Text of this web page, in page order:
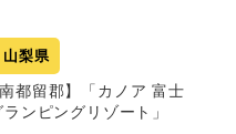
山梨県
南都留郡】「カノア 富士
ンピングリゾート」